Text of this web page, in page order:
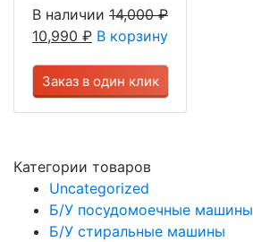
В наличии 14,000₽
10,990 ₽ В корзину
Заказ в один клик
Категории товаров
Uncategorized
Б/У посудомоечные машины
Б/У стиральные машины